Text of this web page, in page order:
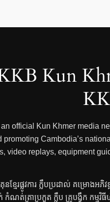
Kun
an official Kun Khmer media
Cambodia’s
video replays, equipment
ខ្មែរផ្លូវការ ក្លឹបប្រដាល់ គម្រោង
ក់ កំណត់ត្រាប្រកួត ក្លឹប គ្រូបង្វឹក កម្